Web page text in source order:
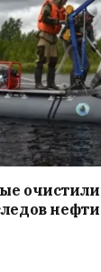
нефти